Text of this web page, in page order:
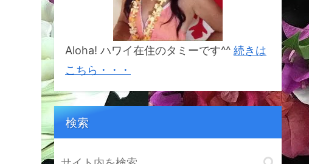
%8B%E5%B3%B6%E3%8
2%AB%E3%82%A6%E3%
82%A2%E3%82%A4&qid
=1692833214&sprefix=%
E5%B9%B8%E3%81%9B
%E3%81%AB%E3%81%A
2%A2%E3%82%A4%2Cap
s%2C164&sr=8-1
Aloha! ハワイ在住のタミーです^^ 続きは
こちら・・・
検索